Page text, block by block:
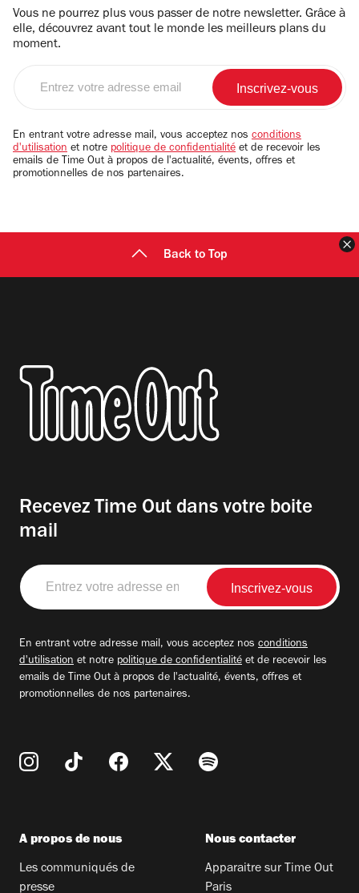
Vous ne pourrez plus vous passer de notre newsletter. Grâce à
elle, découvrez avant tout le monde les meilleurs plans du
moment.
email
En entrant votre adresse mail, vous acceptez nos conditions
d'utilisation et notre politique de confidentialité et de recevoir les
emails de Time Out à propos de l'actualité, évents, offres et
promotionnelles de nos partenaires.
Back to Top
Recevez Time Out dans votre boite
mail
Entrez
votre
adresse
En entrant votre adresse mail, vous acceptez nos conditions
d'utilisation et notre politique de confidentialité et de recevoir les
emails de Time Out à propos de l'actualité, évents, offres et
promotionnelles de nos partenaires.
A propos de nous
Les communiqués de
presse
Nous contacter
Apparaitre sur Time Out
Paris